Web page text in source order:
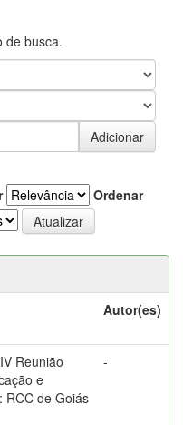
de busca.
Ordenar
Autor(es)
Reunião
e
RCC de Goiás
-